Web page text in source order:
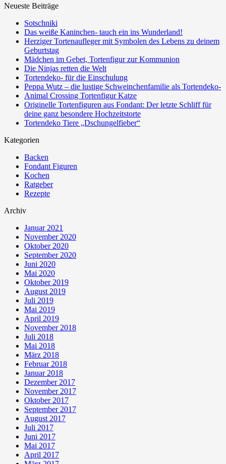
Neueste Beiträge
Sotschniki
Das weiße Kaninchen- tauch ein ins Wunderland!
Herziger Tortenaufleger mit Symbolen des Lebens zu deinem
Geburtstag
Mädchen im Gebet, Tortenfigur zur Kommunion
Die Ninjas retten die Welt
Tortendeko- für die Einschulung
Peppa Wutz – die lustige Schweinchenfamilie als Tortendeko-
Animal Crossing Tortenfigur Katze
Originelle Tortenfiguren aus Fondant: Der letzte Schliff für
deine ganz besondere Hochzeitstorte
Tortendeko Tiere „Dschungelfieber“
Kategorien
Backen
Fondant Figuren
Kochen
Ratgeber
Rezepte
Archiv
Januar 2021
November 2020
Oktober 2020
September 2020
Juni 2020
Mai 2020
Oktober 2019
August 2019
Juli 2019
Mai 2019
April 2019
November 2018
Juli 2018
Mai 2018
März 2018
Februar 2018
Januar 2018
Dezember 2017
November 2017
Oktober 2017
September 2017
August 2017
Juli 2017
Juni 2017
Mai 2017
April 2017